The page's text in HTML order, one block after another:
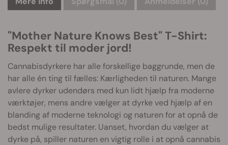
"Mother Nature Knows Best" T-Shirt:
Respekt til moder jord!
Cannabisdyrkere har alle forskellige baggrunde, men de
har alle én ting til fælles: Kærligheden til naturen. Mange
avlere dyrker udendørs med kun lidt hjælp fra moderne
værktøjer, mens andre vælger at dyrke ved hjælp af en
blanding af moderne teknologi og naturen for at opnå de
bedst mulige resultater. Uanset, hvordan du vælger at
dyrke på, spiller naturen en vigtig rolle i at opnå cannabis